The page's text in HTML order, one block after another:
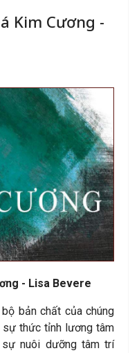
Kim Cương -
- Lisa Bevere
bản chất của chúng
sự thức tỉnh lương tâm
nuôi dưỡng tâm trí